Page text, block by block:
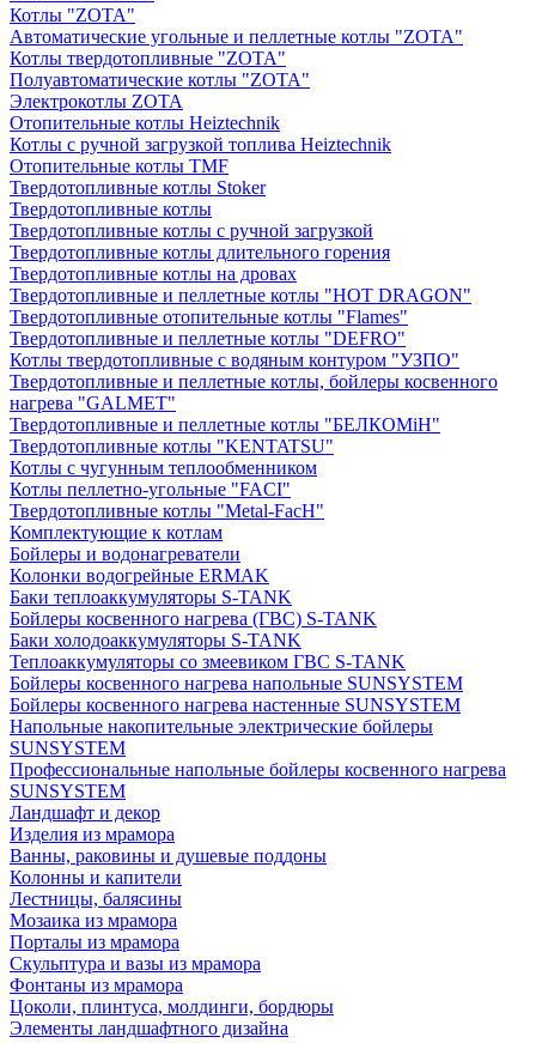
Котлы "ZOTA"
Автоматические угольные и пеллетные котлы "ZOTA"
Котлы твердотопливные "ZOTA"
Полуавтоматические котлы "ZOTA"
Электрокотлы ZOTA
Отопительные котлы Heiztechnik
Котлы с ручной загрузкой топлива Heiztechnik
Отопительные котлы TMF
Твердотопливные котлы Stoker
Твердотопливные котлы
Твердотопливные котлы с ручной загрузкой
Твердотопливные котлы длительного горения
Твердотопливные котлы на дровах
Твердотопливные и пеллетные котлы "HOT DRAGON"
Твердотопливные отопительные котлы "Flames"
Твердотопливные и пеллетные котлы "DEFRO"
Котлы твердотопливные с водяным контуром "УЗПО"
Твердотопливные и пеллетные котлы, бойлеры косвенного
нагрева "GALMET"
Твердотопливные и пеллетные котлы "БЕЛКОМiН"
Твердотопливные котлы "KENTATSU"
Котлы с чугунным теплообменником
Котлы пеллетно-угольные "FACI"
Твердотопливные котлы "Metal-FacH"
Комплектующие к котлам
Бойлеры и водонагреватели
Колонки водогрейные ERMAK
Баки теплоаккумуляторы S-TANK
Бойлеры косвенного нагрева (ГВС) S-TANK
Баки холодоаккумуляторы S-TANK
Теплоаккумуляторы со змеевиком ГВС S-TANK
Бойлеры косвенного нагрева напольные SUNSYSTEM
Бойлеры косвенного нагрева настенные SUNSYSTEM
Напольные накопительные электрические бойлеры
SUNSYSTEM
Профессиональные напольные бойлеры косвенного нагрева
SUNSYSTEM
Ландшафт и декор
Изделия из мрамора
Ванны, раковины и душевые поддоны
Колонны и капители
Лестницы, балясины
Мозаика из мрамора
Порталы из мрамора
Скульптура и вазы из мрамора
Фонтаны из мрамора
Цоколи, плинтуса, молдинги, бордюры
Элементы ландшафтного дизайна